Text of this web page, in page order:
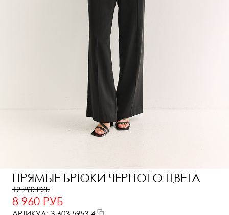
ПРЯМЫЕ БРЮКИ ЧЕРНОГО ЦВЕТА
12 790 РУБ
8 960 РУБ